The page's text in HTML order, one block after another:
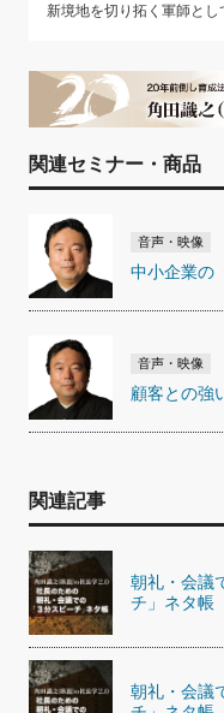
新境地を切り拓く軍師と
関連セミナー・商品
音声・映像
中小企業の
音声・映像
顧客との強
関連記事
朝礼・会議
チ」ネタ帳
朝礼・会議